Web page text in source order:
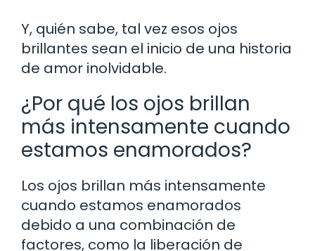
Y, quién sabe, tal vez esos ojos
brillantes sean el inicio de una historia
de amor inolvidable.
¿Por qué los ojos brillan
más intensamente cuando
estamos enamorados?
Los ojos brillan más intensamente
cuando estamos enamorados
debido a una combinación de
factores, como la liberación de